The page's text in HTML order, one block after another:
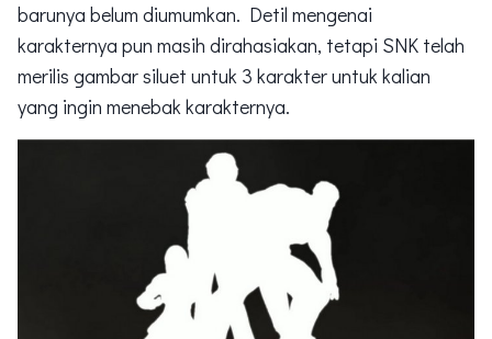
barunya belum diumumkan. Detil mengenai
karakternya pun masih dirahasiakan, tetapi SNK telah
merilis gambar siluet untuk 3 karakter untuk kalian
yang ingin menebak karakternya.